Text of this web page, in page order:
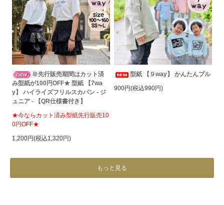
※先行販売期間はカット済
み型紙が100円OFF★ 型紙 【7wa
y】 ハイライズフリルスカパン - ジ
ュニア - 【QR仕様書付き】
★今ならカット済み型紙先行販売10
0円OFF★
1,200円(税込1,320円)
型紙 【９way】 かんたんプル
900円(税込990円)
もっと見る